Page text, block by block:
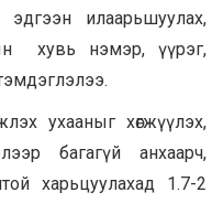
эдгээн илаарьшуулах,
хувь нэмэр, үүрэг,
ухааныг хөгжүүлэх,
багагүй анхаарч,
харьцуулахад 1.7-2